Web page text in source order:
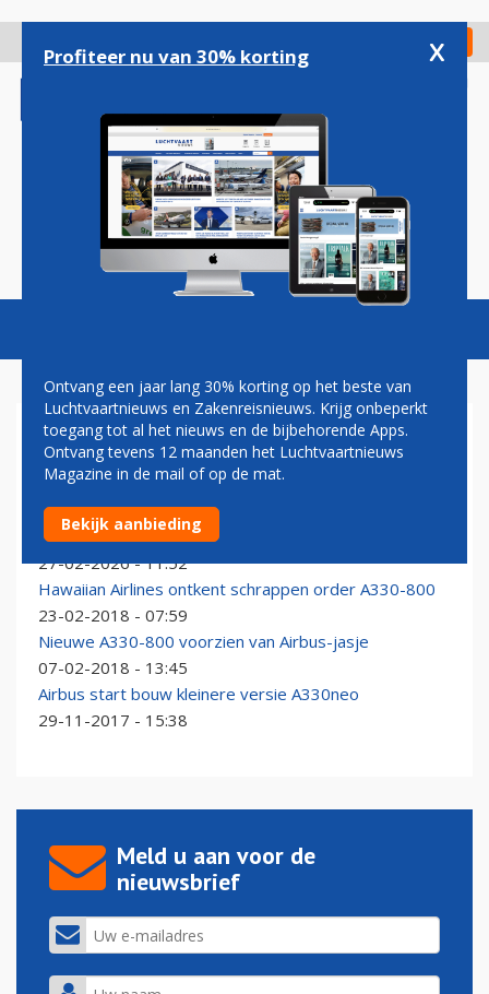
gaan
Check in
Magazine Podcasts Vacatures
A330-800
Uganda Airlines kan niet beschikken over enige twee
zeldzame Airbus A330-800’s
27-02-2026 - 11:52
Hawaiian Airlines ontkent schrappen order A330-800
23-02-2018 - 07:59
Nieuwe A330-800 voorzien van Airbus-jasje
07-02-2018 - 13:45
Airbus start bouw kleinere versie A330neo
29-11-2017 - 15:38
Meld u aan voor de
nieuwsbrief
Profiteer nu van 30% korting x
Ontvang een jaar lang 30% korting op het beste van
Luchtvaartnieuws en Zakenreisnieuws. Krijg onbeperkt
toegang tot al het nieuws en de bijbehorende Apps.
Ontvang tevens 12 maanden het Luchtvaartnieuws
Magazine in de mail of op de mat.
Bekijk aanbieding